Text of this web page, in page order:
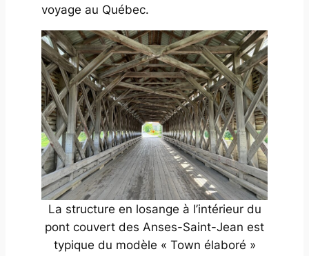
voyage au Québec.
La structure en losange à l’intérieur du
pont couvert des Anses-Saint-Jean est
typique du modèle « Town élaboré »